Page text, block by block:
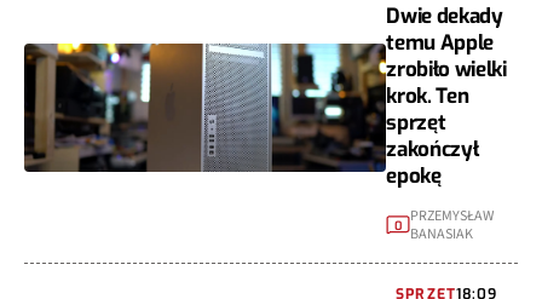
Dwie dekady
temu Apple
zrobiło wielki
krok. Ten
sprzęt
zakończył
epokę
0
PRZEMYSŁAW
BANASIAK
SPRZĘT18:09